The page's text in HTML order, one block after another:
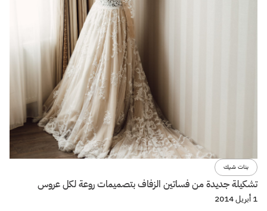
بنات شيك
تشكيلة جديدة من فساتين الزفاف بتصميمات روعة لكل عروس
1 أبريل 2014